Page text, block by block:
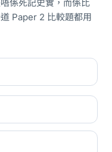
係死記史實，而係比
Paper 2 比較題都用